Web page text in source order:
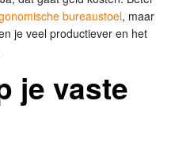
bureaustoel, maar
je veel productiever en het
je vaste